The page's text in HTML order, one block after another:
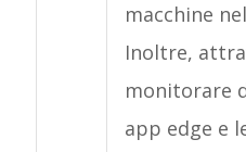
macchine
Inoltre,
monitorare
app edge e